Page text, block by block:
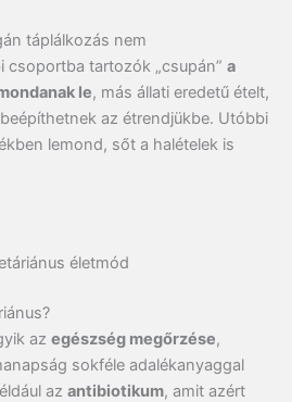
táplálkozás nem
csoportba tartozók „csupán” a
le, más állati eredetű ételt,
az étrendjükbe. Utóbbi
lemond, sőt a halételek is
életmód
az egészség megőrzése,
sokféle adalékanyaggal
az antibiotikum, amit azért